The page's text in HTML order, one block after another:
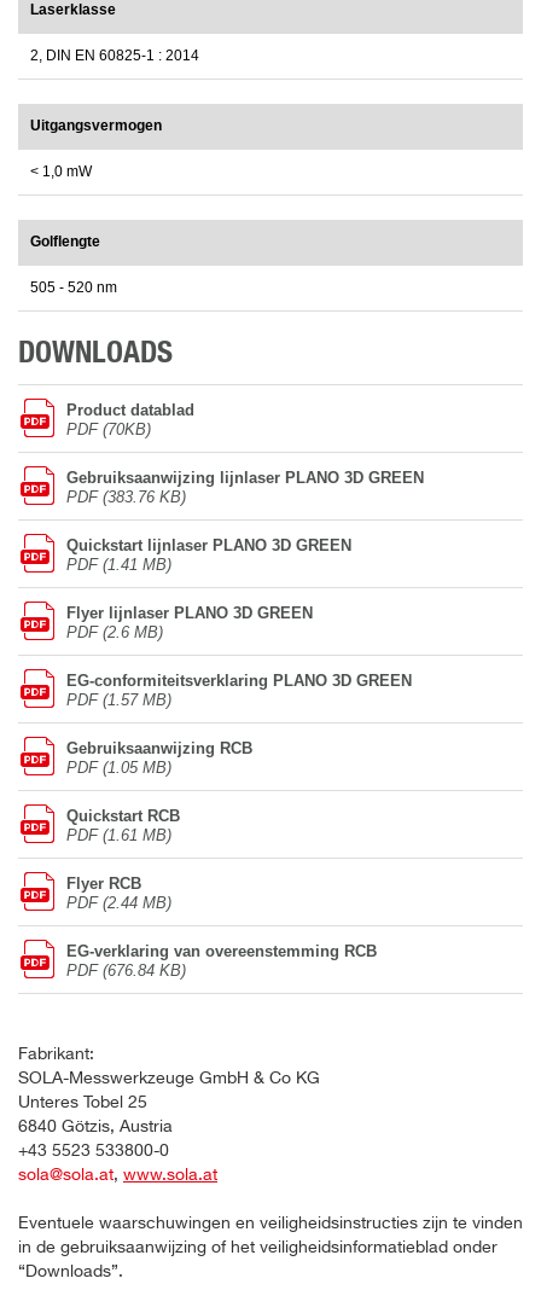
Laserklasse
2, DIN EN 60825-1 : 2014
Uitgangsvermogen
< 1,0 mW
Golflengte
505 - 520 nm
DOWNLOADS
Product datablad
PDF (70KB)
Gebruiksaanwijzing lijnlaser PLANO 3D GREEN
PDF (383.76 KB)
Quickstart lijnlaser PLANO 3D GREEN
PDF (1.41 MB)
Flyer lijnlaser PLANO 3D GREEN
PDF (2.6 MB)
EG-conformiteitsverklaring PLANO 3D GREEN
PDF (1.57 MB)
Gebruiksaanwijzing RCB
PDF (1.05 MB)
Quickstart RCB
PDF (1.61 MB)
Flyer RCB
PDF (2.44 MB)
EG-verklaring van overeenstemming RCB
PDF (676.84 KB)
Fabrikant:
SOLA-Messwerkzeuge GmbH & Co KG
Unteres Tobel 25
6840 Götzis, Austria
+43 5523 533800-0
sola@sola.at, www.sola.at
Eventuele waarschuwingen en veiligheidsinstructies zijn te vinden
in de gebruiksaanwijzing of het veiligheidsinformatieblad onder
“Downloads”.